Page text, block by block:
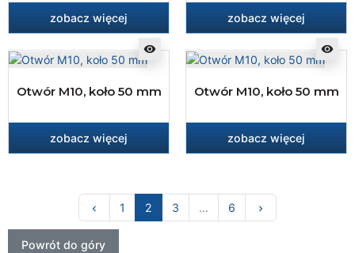
zobacz więcej zobacz więcej
visibility
Otwór M10, koło 50 mm
zobacz więcej
visibility
Otwór M10, koło 50 mm
zobacz więcej
keyboard_arrow_left Poprzedni
1 2 3 … 6 keyboard_arrow_right
Powrót do góry